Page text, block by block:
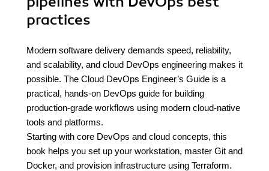
practices
Modern software delivery demands speed, reliability,
and scalability, and cloud DevOps engineering makes it
possible. The Cloud DevOps Engineer’s Guide is a
practical, hands-on DevOps guide for building
production-grade workflows using modern cloud-native
tools and platforms.
Starting with core DevOps and cloud concepts, this
book helps you set up your workstation, master Git and
Docker, and provision infrastructure using Terraform.